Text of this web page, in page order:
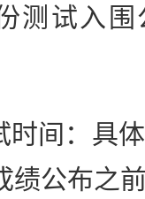
试入围
间：具体
绩公布之